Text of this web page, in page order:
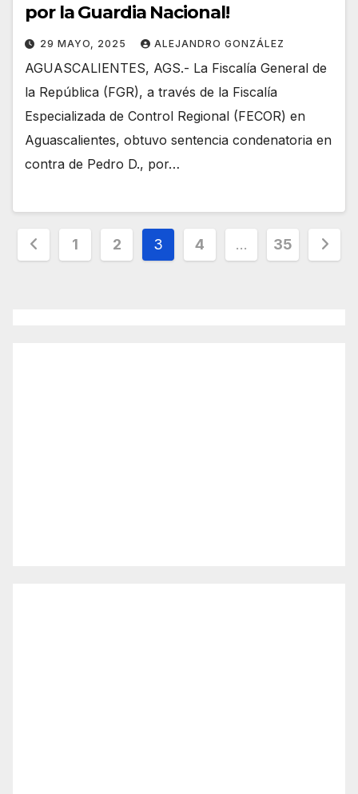
por la Guardia Nacional!
29 MAYO, 2025 ALEJANDRO GONZÁLEZ
AGUASCALIENTES, AGS.- La Fiscalía General de
la República (FGR), a través de la Fiscalía
Especializada de Control Regional (FECOR) en
Aguascalientes, obtuvo sentencia condenatoria en
contra de Pedro D., por…
Paginación
1 2 3 4 … 35